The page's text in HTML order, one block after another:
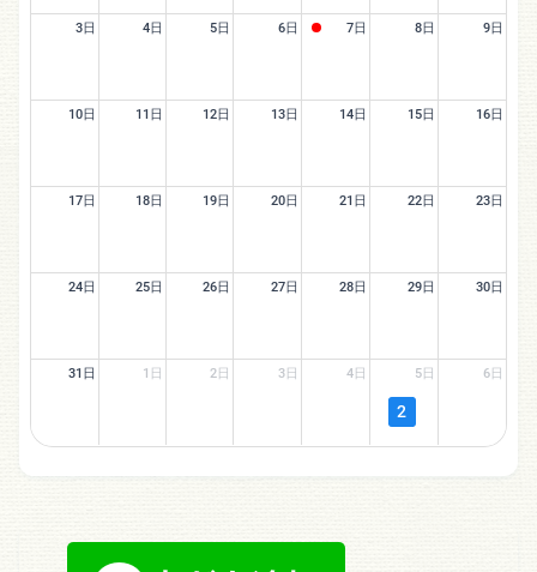
3日 4日 5日 6日 7日 8日 9日
10日 11日 12日 13日 14日 15日 16日
17日 18日 19日 20日 21日 22日 23日
24日 25日 26日 27日 28日 29日 30日
31日 1日 2日 3日 4日 5日
2
6日